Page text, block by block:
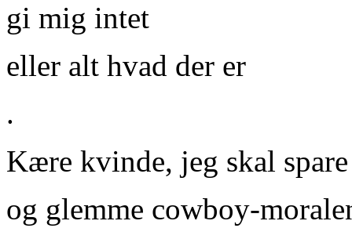
gi mig intet
eller alt hvad der er
.
Kære kvinde, jeg skal
og glemme cowboy-